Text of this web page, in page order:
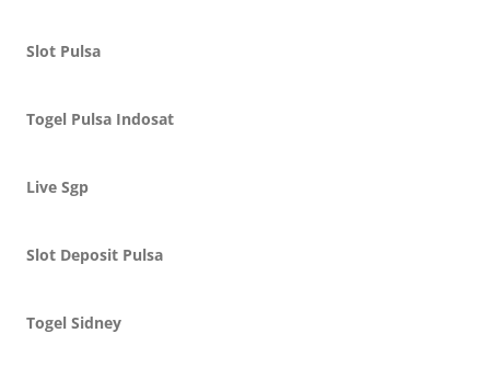
Slot Pulsa
Togel Pulsa Indosat
Live Sgp
Slot Deposit Pulsa
Togel Sidney